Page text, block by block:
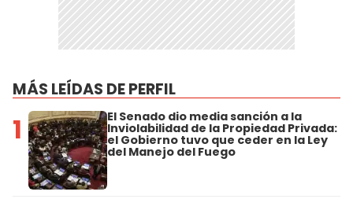
MÁS LEÍDAS DE PERFIL
1 El Senado dio media sanción a la
Inviolabilidad de la Propiedad Privada:
el Gobierno tuvo que ceder en la Ley
del Manejo del Fuego